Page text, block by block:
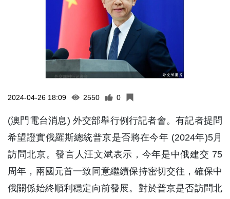
2024-04-26 18:09 2550 0
(澳門電台消息) 外交部舉行例行記者會。有記者提問
希望證實俄羅斯總統普京是否將在今年 (2024年)5月
訪問北京。發言人汪文斌表示，今年是中俄建交 75
周年，兩國元首一致同意繼續保持密切交往，確保中
俄關係始終順利穩定向前發展。對於普京是否訪問北